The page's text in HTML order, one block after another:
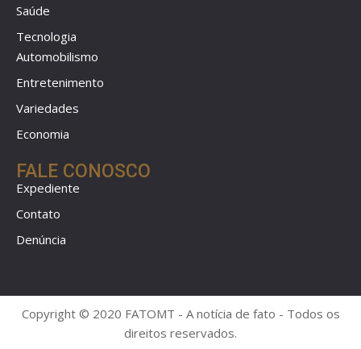
Saúde
Tecnologia
Automobilismo
Entretenimento
Variedades
Economia
FALE CONOSCO
Expediente
Contato
Denúncia
Copyright © 2020 FATOMT - A notícia de fato - Todos os
direitos reservados.